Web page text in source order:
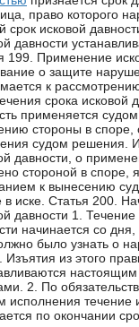
право которого
срок исковой
давности
199. Применение
о защите
к
срока исковой
применяется
стороны в споре,
судом решения.
давности, о
стороной в споре,
к вынесению
в иске. Статья 200.
давности 1. Течение
начинается со дня,
было узнать о
Изъятия из этого
2. По
исполнения течение
по окончании